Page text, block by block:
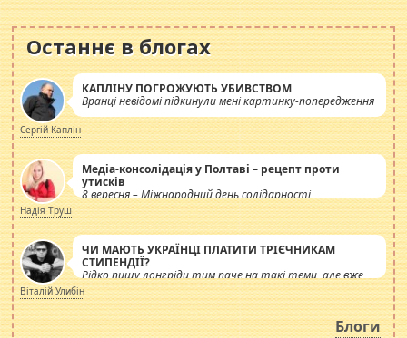
Останнє в блогах
КАПЛІНУ ПОГРОЖУЮТЬ УБИВСТВОМ
Вранці невідомі підкинули мені картинку-попередження
Сергій Каплін
Медіа-консолідація у Полтаві – рецепт проти
утисків
8 вересня – Міжнародний день солідарності
журналістів.
Надія Труш
ЧИ МАЮТЬ УКРАЇНЦІ ПЛАТИТИ ТРІЄЧНИКАМ
СТИПЕНДІЇ?
Рідко пишу лонгріди тим паче на такі теми, але вже
просто дістало! Обурюють сьогоднішні інсенуації
навколо стипендіального питання. Штучно
роздувається ще одна соціальна катастрофа.
Віталій Улибін
Блоги